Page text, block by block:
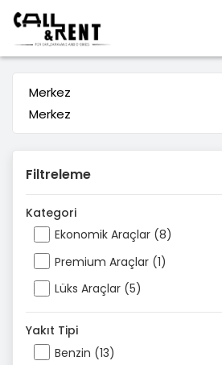
Merkez
Merkez
Filtreleme
Kategori
Ekonomik Araçlar (8)
Premium Araçlar (1)
Lüks Araçlar (5)
Yakıt Tipi
Benzin (13)